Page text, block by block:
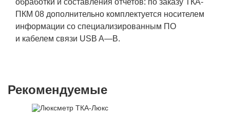
ПКМ 08 дополнительно комплектуется носителем
информации со специализированным ПО
и кабелем связи USB A—B.
Рекомендуемые